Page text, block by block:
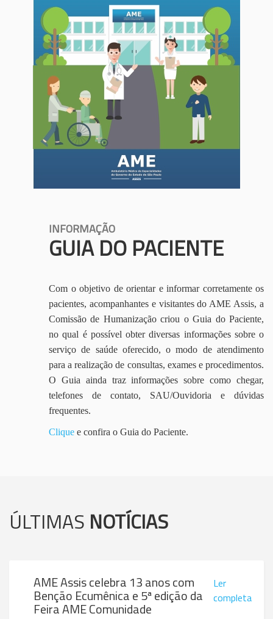
INFORMAÇÃO
GUIA DO PACIENTE
Com o objetivo de orientar e informar corretamente os
pacientes, acompanhantes e visitantes do AME Assis, a
Comissão de Humanização criou o Guia do Paciente,
no qual é possível obter diversas informações sobre o
serviço de saúde oferecido, o modo de atendimento
para a realização de consultas, exames e procedimentos.
O Guia ainda traz informações sobre como chegar,
telefones de contato, SAU/Ouvidoria e dúvidas
frequentes.
Clique e confira o Guia do Paciente.
ÚLTIMAS NOTÍCIAS
AME Assis celebra 13 anos com
Benção Ecumênica e 5ª edição da
Feira AME Comunidade
Ler
completa